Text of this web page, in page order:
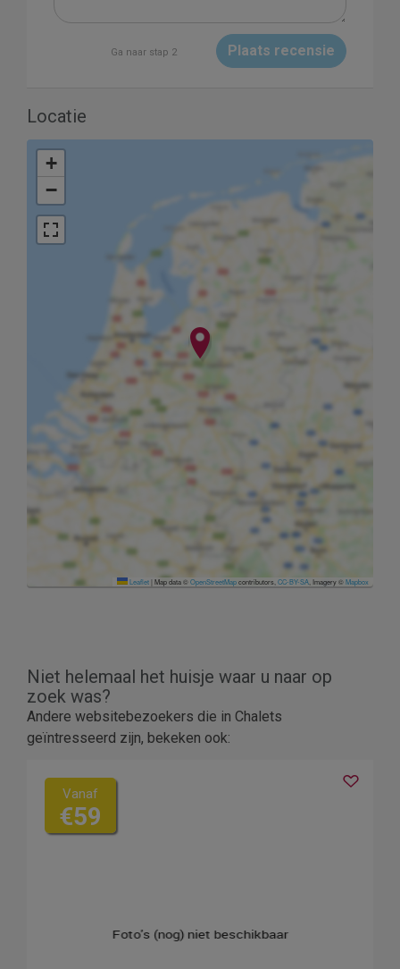
Ga naar stap 2 Plaats recensie
Locatie
+
−
Leaflet|Map data ©OpenStreetMapcontributors,CC-BY-SA, Imagery ©Mapbox
Niet helemaal het huisje waar u naar op
zoek was?
Andere websitebezoekers die in Chalets
geïntresseerd zijn, bekeken ook:
Vanaf
€59